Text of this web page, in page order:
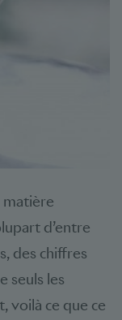
matière
d’entre
des chiffres
seuls les
voilà ce que ce